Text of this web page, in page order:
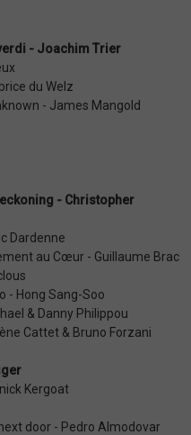
- Joachim Trier
du Welz
- James Mangold
- Christopher
Dardenne
au Cœur - Guillaume Brac
- Hong Sang-Soo
& Danny Philippou
Cattet & Bruno Forzani
Kergoat
door - Pedro Almodovar